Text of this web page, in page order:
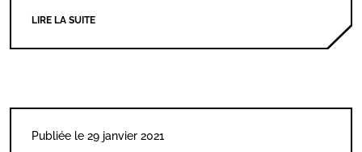
LIRE LA SUITE
Publiée le 29 janvier 2021